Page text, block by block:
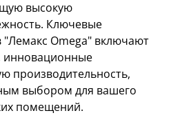
высокую
Ключевые
Omega" включают
инновационные
производительность,
выбором для вашего
помещений.